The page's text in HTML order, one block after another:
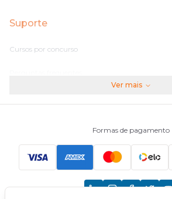
Suporte
Cursos por concurso
Principais Concursos
CNU
Ver mais
Formas de pagamento